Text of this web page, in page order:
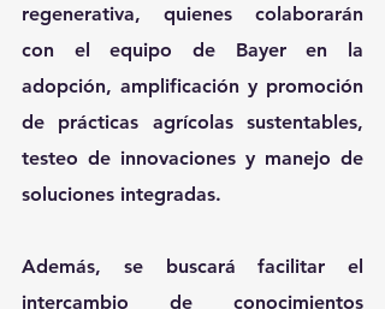
regenerativa, quienes colaborarán
con el equipo de Bayer en la
adopción, amplificación y promoción
de prácticas agrícolas sustentables,
testeo de innovaciones y manejo de
soluciones integradas.
Además, se buscará facilitar el
intercambio de conocimientos